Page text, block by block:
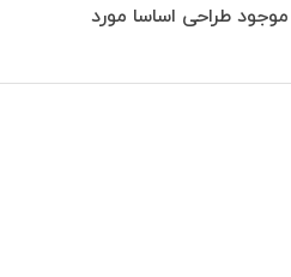
طراحی اساسا مورد